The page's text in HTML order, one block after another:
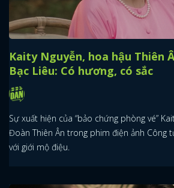
Kaity Nguyễn, hoa hậu Thiên
Bạc Liêu: Có hương, có sắc
Sự xuất hiện của “bảo chứng phòng vé”
Đoàn Thiên Ân trong phim điện ảnh Công
với giới mộ điệu.